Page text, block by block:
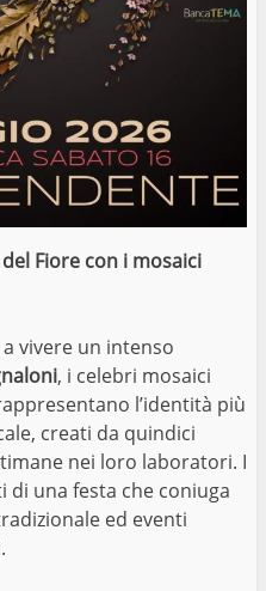
Fiore con i mosaici
vivere un intenso
, i celebri mosaici
l’identità più
creati da quindici
nei loro laboratori. I
una festa che coniuga
ed eventi